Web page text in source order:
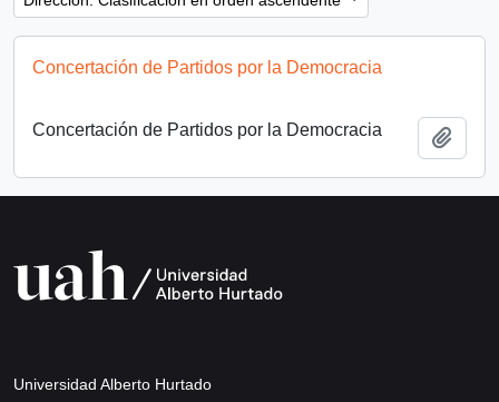
Concertación de Partidos por la Democracia
Concertación de Partidos por la Democracia
Universidad Alberto Hurtado